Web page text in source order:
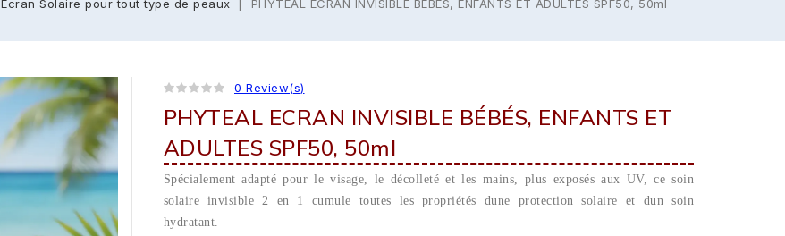
Ecran Solaire pour tout type de peaux PHYTEAL ECRAN INVISIBLE BÉBÉS, ENFANTS ET ADULTES SPF50, 50ml
0 Review(s)
PHYTEAL ECRAN INVISIBLE BÉBÉS, ENFANTS ET
ADULTES SPF50, 50ml
Spécialement adapté pour le visage, le décolleté et les mains, plus exposés aux UV, ce soin
solaire invisible 2 en 1 cumule toutes les propriétés dune protection solaire et dun soin
hydratant.